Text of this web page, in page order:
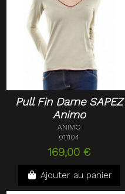
Pull Fin Dame SAPEZ
Animo
ANIMO
011104
169,00 €
Ajouter au panier